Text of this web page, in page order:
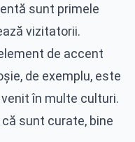
sunt primele
vizitatorii.
de accent
de exemplu, este
în multe culturi.
sunt curate, bine